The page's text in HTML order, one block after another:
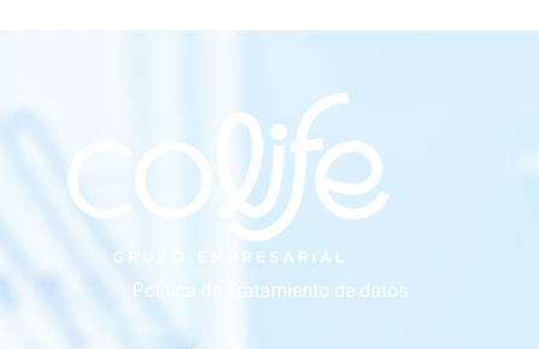
Política de Tratamiento de datos